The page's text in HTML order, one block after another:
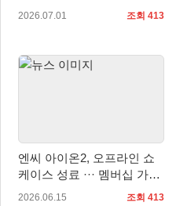
깨비의세계·갓 세이브 버밍
2026.07.01 조회 413
엔씨 아이온2, 오프라인 쇼
케이스 성료 ··· 멤버십 가격
인하 계획 발표
2026.06.15 조회 413